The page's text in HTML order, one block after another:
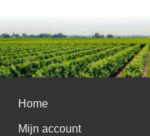
Home
Mijn account